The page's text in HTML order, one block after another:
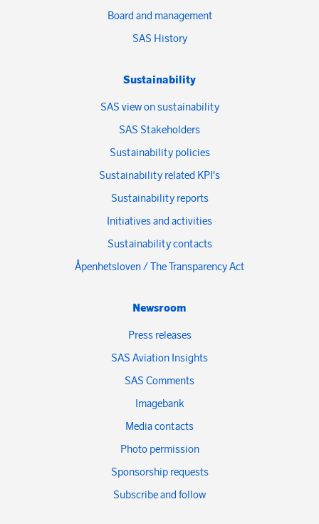
Board and management
SAS History
Sustainability
SAS view on sustainability
SAS Stakeholders
Sustainability policies
Sustainability related KPI's
Sustainability reports
Initiatives and activities
Sustainability contacts
Åpenhetsloven / The Transparency Act
Newsroom
Press releases
SAS Aviation Insights
SAS Comments
Imagebank
Media contacts
Photo permission
Sponsorship requests
Subscribe and follow